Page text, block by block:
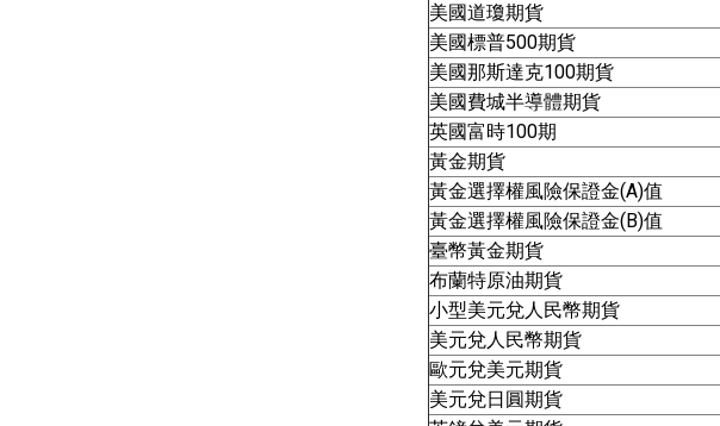
美國道瓊期貨
美國標普500期貨
美國那斯達克100期貨
美國費城半導體期貨
英國富時100期
黃金期貨
黃金選擇權風險保證金(A)值
黃金選擇權風險保證金(B)值
臺幣黃金期貨
布蘭特原油期貨
小型美元兌人民幣期貨
美元兌人民幣期貨
歐元兌美元期貨
美元兌日圓期貨